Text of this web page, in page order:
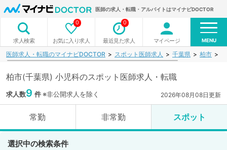
医師の求人・転職・アルバイトはマイナビDOCTOR
求人検索 お気に入り求人
0
最近見た求人
0
マイページ MENU
医師求人・転職のマイナビDOCTOR スポット医師求人 千葉県 柏市
柏市(千葉県) 小児科のスポット医師求人・転職
求人数9 件※非公開求人を除く 2026年08月08日更新
常勤 非常勤 スポット
選択中の検索条件